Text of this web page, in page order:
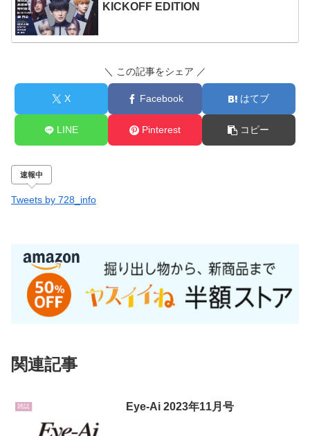
KICKOFF EDITION
＼ この記事をシェア ／
X Facebook はてブ
LINE Pinterest コピー
速報中
Tweets by 728_info
関連記事
雑誌 Eye-Ai 2023年11月号